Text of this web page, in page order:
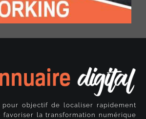
pour objectif de localiser rapidement
la transformation numérique